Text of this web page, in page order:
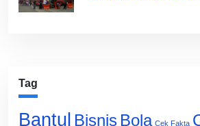
Tag
Bantul Bisnis Bola Cek Fakta